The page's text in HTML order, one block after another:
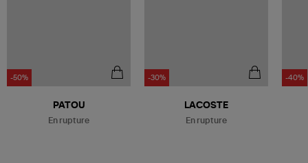
-50%
En rupture
PATOU
-30%
En rupture
LACOSTE
-40%